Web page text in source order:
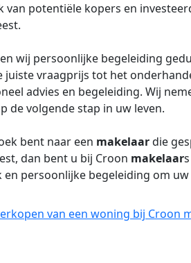
potentiële kopers en
wij persoonlijke begeleiding
juiste vraagprijs tot het
advies en begeleiding. Wij
de volgende stap in uw leven.
bent naar een makelaardie
dan bent u bij Croon makelaar
en persoonlijke begeleiding om
van een woning bij Croon